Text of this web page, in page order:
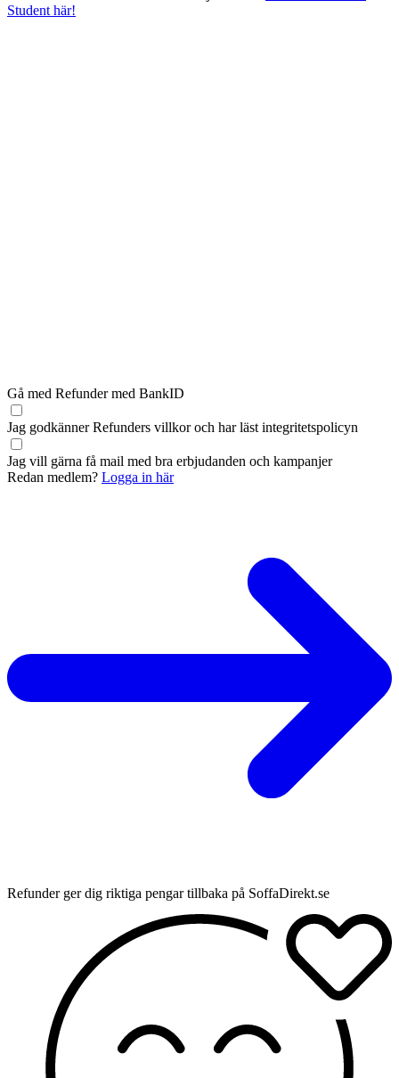
Student här!
Gå med Refunder med BankID
Jag godkänner Refunders villkoroch har läst integritetspolicyn
Jag vill gärna få mail med bra erbjudanden och kampanjer
Redan medlem? Logga in här
Refunder ger dig riktiga pengar tillbaka på SoffaDirekt.se